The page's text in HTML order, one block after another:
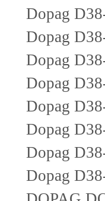
Dopag
Dopag
Dopag
Dopag
Dopag
Dopag
Dopag
Dopag